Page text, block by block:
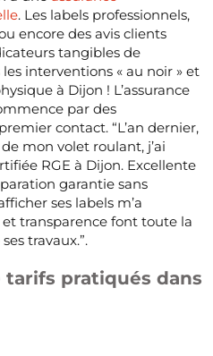
. Les labels professionnels,
encore des avis clients
tangibles de
interventions « au noir » et
à Dijon ! L’assurance
par des
contact. “L’an dernier,
mon volet roulant, j’ai
RGE à Dijon. Excellente
garantie sans
ses labels m’a
transparence font toute la
travaux.”.
tarifs pratiqués dans